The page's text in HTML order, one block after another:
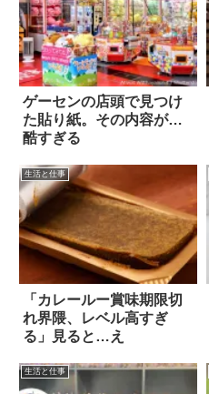
ゲーセンの店頭で見つけ
た貼り紙。その内容が…
酷すぎる
生活と仕事
「カレールー賞味期限切
れ界隈、レベル高すぎ
る」見ると…え
生活と仕事